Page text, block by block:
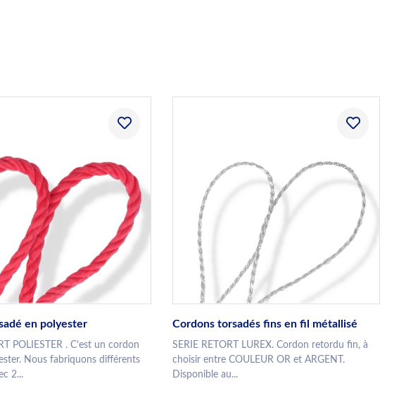
en polyester
POLIESTER . C’est un cordon
Nous fabriquons différents
2...
Cordons torsadés fins en fil métallisé
SERIE RETORT LUREX. Cordon retordu fin, à
choisir entre COULEUR OR et ARGENT.
Disponible au...